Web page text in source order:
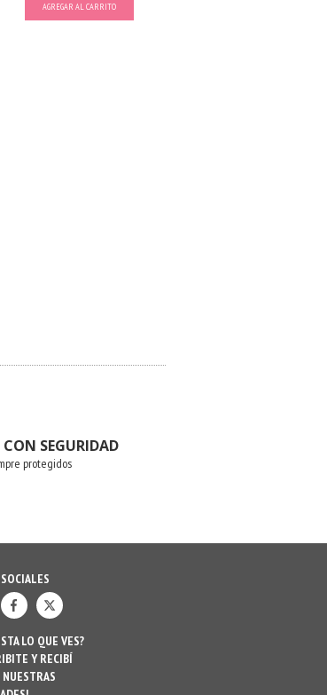
AGREGAR AL CARRITO
SEGURIDAD
protegidos
LO QUE VES?
Y RECIBÍ